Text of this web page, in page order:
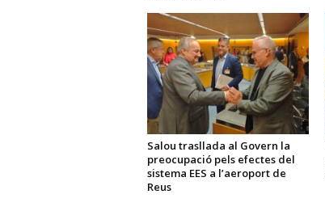
Salou trasllada al Govern la
preocupació pels efectes del
sistema EES a l’aeroport de
Reus